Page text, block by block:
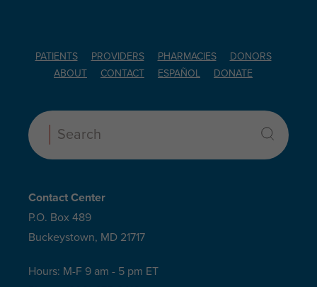
PATIENTS PROVIDERS PHARMACIES
DONORS
ABOUT
CONTACT ESPAÑOL DONATE
Search:
Contact Center
P.O. Box 489
Buckeystown, MD 21717
Hours: M-F 9 am - 5 pm ET